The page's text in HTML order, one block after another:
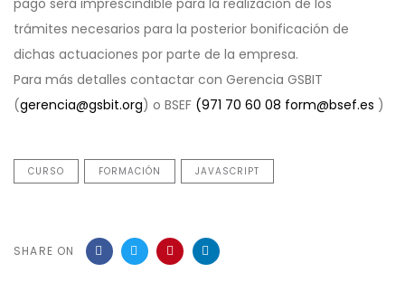
trámites necesarios para la posterior bonificación de
dichas actuaciones por parte de la empresa.
Para más detalles contactar con Gerencia GSBIT
(gerencia@gsbit.org) o BSEF (971 70 60 08 form@bsef.es )
CURSO FORMACIÓN JAVASCRIPT
SHARE ON